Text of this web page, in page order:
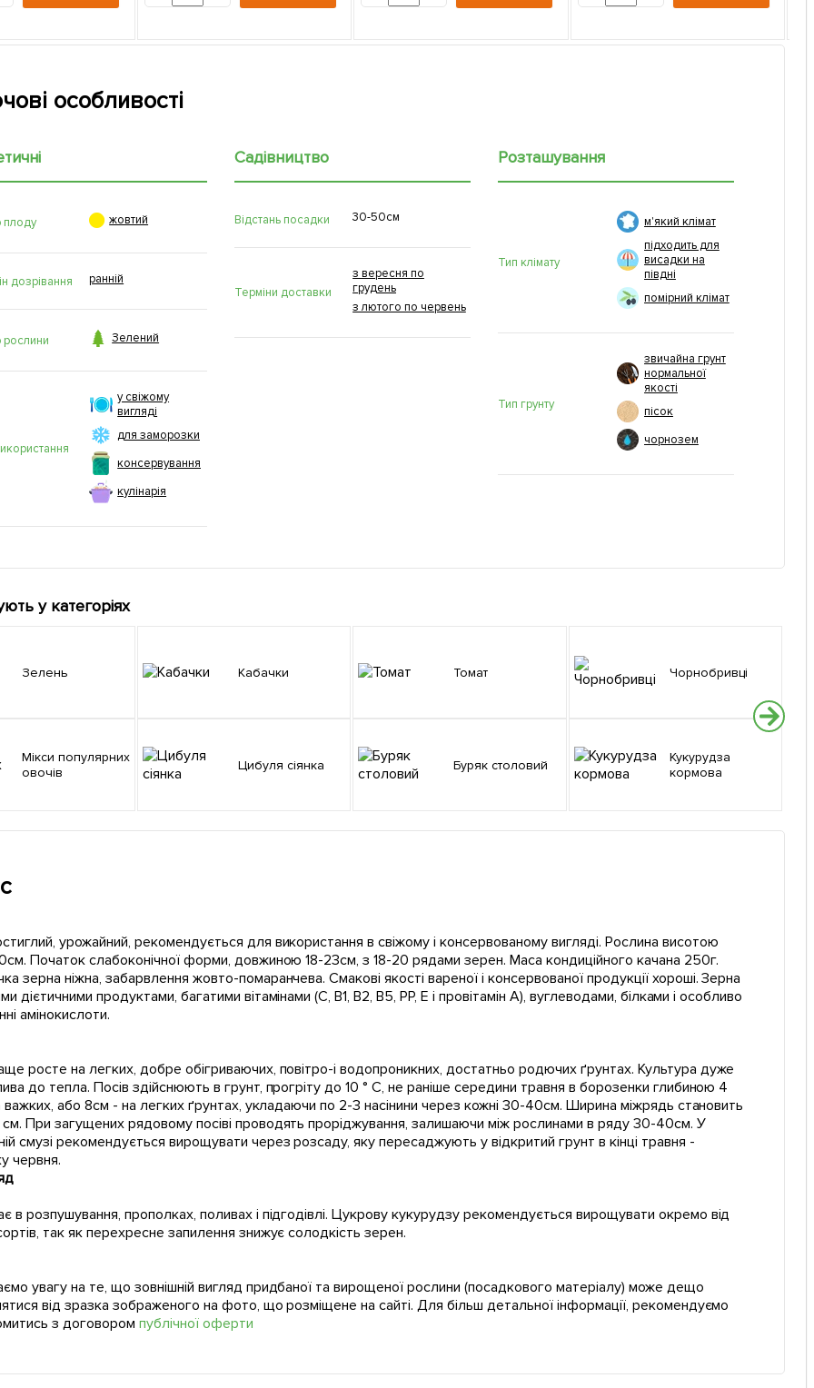
особливості
плоду  жовтий
дозрівання ранній
рослини  Зелений
у свіжому
вигляді
для заморозки
консервування
кулінарія
Садівництво
Відстань посадки 30-50см
Терміни доставки
з вересня по
грудень
з лютого по червень
Розташування
Тип клімату
м'який клімат
підходить для
висадки на
півдні
помірний клімат
Тип грунту
звичайна грунт
нормальної
якості
пісок
чорнозем
у категоріях
Зелень
Мікси популярних
овочів
Кабачки
Цибуля сіянка
Томат
Буряк столовий
Чорнобривці
Кукурудза
кормова
урожайний, рекомендується для використання в свіжому і консервованому вигляді. Рослина висотою
Початок слабоконічної форми, довжиною 18-23см, з 18-20 рядами зерен. Маса кондиційного качана 250г.
зерна ніжна, забарвлення жовто-помаранчева. Смакові якості вареної і консервованої продукції хороші. Зерна
дієтичними продуктами, багатими вітамінами (С, В1, В2, В5, РР, Е і провітамін А), вуглеводами, білками і особливо
амінокислоти.
росте на легких, добре обігриваючих, повітро-і водопроникних, достатньо родючих ґрунтах. Культура дуже
до тепла. Посів здійснюють в грунт, прогріту до 10 ° С, не раніше середини травня в борозенки глибиною 4
або 8см - на легких ґрунтах, укладаючи по 2-3 насінини через кожні 30-40см. Ширина міжрядь становить
При загущених рядовому посіві проводять проріджування, залишаючи між рослинами в ряду 30-40см. У
смузі рекомендується вирощувати через розсаду, яку пересаджують у відкритий грунт в кінці травня -
червня.
в розпушування, прополках, поливах і підгодівлі. Цукрову кукурудзу рекомендується вирощувати окремо від
так як перехресне запилення знижує солодкість зерен.
увагу на те, що зовнішній вигляд придбаної та вирощеної рослини (посадкового матеріалу) може дещо
від зразка зображеного на фото, що розміщене на сайті. Для більш детальної інформації, рекомендуємо
з договором публічної оферти